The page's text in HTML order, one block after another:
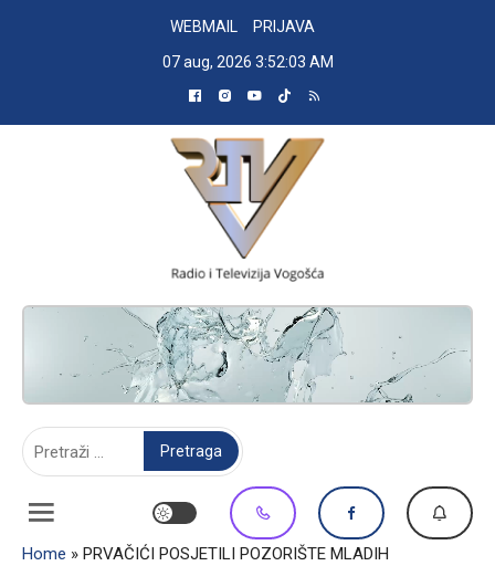
WEBMAIL
PRIJAVA
07 aug, 2026 3:52:04 AM
RADIO TELEVIZIJA VOGOŠĆA
Home » PRVAČIĆI POSJETILI POZORIŠTE MLADIH